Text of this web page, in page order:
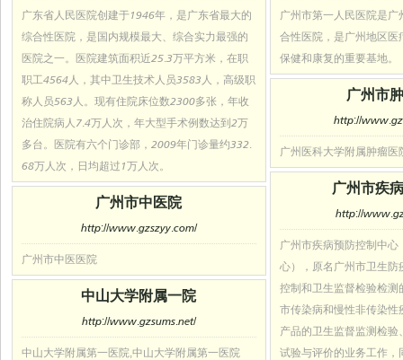
广东省人民医院创建于1946年，是广东省最大的
综合性医院，是国内规模最大、综合实力最强的
医院之一。医院建筑面积近25.3万平方米，在职
职工4564人，其中卫生技术人员3583人，高级职
称人员563人。现有住院床位数2300多张，年收
治住院病人7.4万人次，年大型手术例数达到2万
多台。医院有六个门诊部，2009年门诊量约332.
68万人次，日均超过1万人次。
广州市第一人民医院是
合性医院，是广州地区医
保健和康复的重要基地。
广州市
http://
广州医科大学附属肿瘤医
广州市疾
http://
广州市疾病预防控制中
心），原名广州市卫生防
控制和卫生监督检验检测
市传染病和慢性非传染性
产品的卫生监督监测检
试验与评价的业务工作，
广州市中医院
http://www.gzszyy.com/
广州市中医医院
中山大学附属一院
http://www.gzsums.net/
中山大学附属第一医院,中山大学附属第一医院